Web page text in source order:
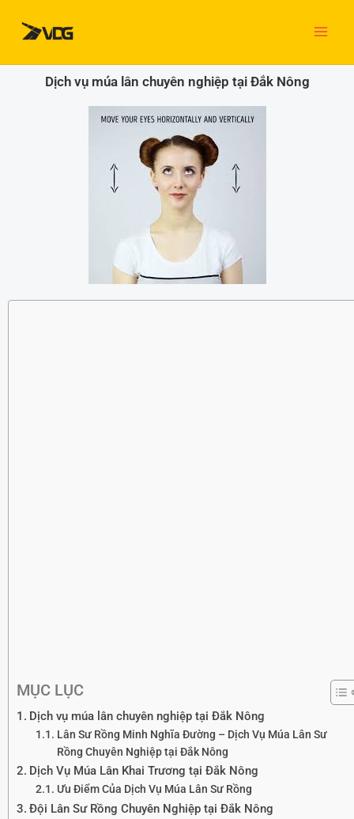
dung
Dịch vụ múa lân chuyên nghiệp tại Đắk Nông
MỤC LỤC
Dịch vụ múa lân chuyên nghiệp tại Đắk Nông
Lân Sư Rồng Minh Nghĩa Đường – Dịch Vụ Múa Lân Sư
Rồng Chuyên Nghiệp tại Đắk Nông
Dịch Vụ Múa Lân Khai Trương tại Đắk Nông
Ưu Điểm Của Dịch Vụ Múa Lân Sư Rồng
Đội Lân Sư Rồng Chuyên Nghiệp tại Đắk Nông